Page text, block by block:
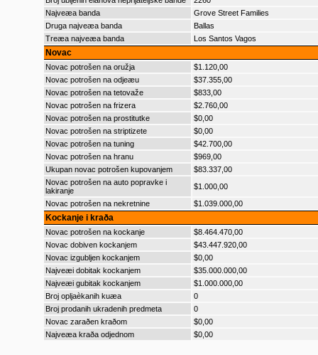
Najveæa banda
Grove Street Families
Druga najveæa banda
Ballas
Treæa najveæa banda
Los Santos Vagos
Novac
Novac potrošen na oružja
$1.120,00
Novac potrošen na odjeæu
$37.355,00
Novac potrošen na tetovaže
$833,00
Novac potrošen na frizera
$2.760,00
Novac potrošen na prostitutke
$0,00
Novac potrošen na striptizete
$0,00
Novac potrošen na tuning
$42.700,00
Novac potrošen na hranu
$969,00
Ukupan novac potrošen kupovanjem
$83.337,00
Novac potrošen na auto popravke i
lakiranje
$1.000,00
Novac potrošen na nekretnine
$1.039.000,00
Kockanje i kraða
Novac potrošen na kockanje
$8.464.470,00
Novac dobiven kockanjem
$43.447.920,00
Novac izgubljen kockanjem
$0,00
Najveæi dobitak kockanjem
$35.000.000,00
Najveæi gubitak kockanjem
$1.000.000,00
Broj opljaèkanih kuæa
0
Broj prodanih ukradenih predmeta
0
Novac zaraðen kraðom
$0,00
Najveæa kraða odjednom
$0,00